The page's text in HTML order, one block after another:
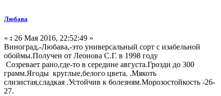
Любава
« : 26 Мая 2016, 22:52:49 »
Виноград,-Любава,-это универсальный сорт с изабельной
обоймы.Получен от Леонова С.Г. в 1998 году
Созревает рано,где-то в середине августа.Грозди до 300
грамм.Ягоды круглые,белого цвета. .Мякоть
слизистая,сладкая .Устойчив к болезням.Морозостойкость -26-
27.